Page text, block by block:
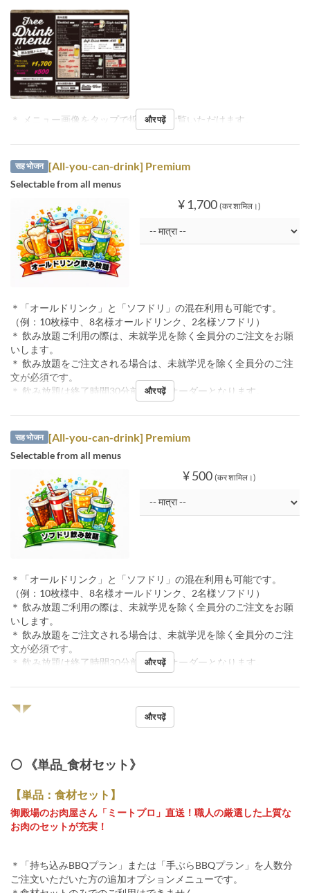
＊ メニュー画像をタップで拡大してご覧いただけます。
और पढ़ें
सह भोजन [All-you-can-drink] Premium
Selectable from all menus
¥ 1,700 (कर शामिल।)
＊「オールドリンク」と「ソフドリ」の混在利用も可能です。
（例：10枚様中、8名様オールドリンク、2名様ソフドリ）
＊ 飲み放題ご利用の際は、未就学児を除く全員分のご注文をお願
いします。
＊ 飲み放題をご注文される場合は、未就学児を除く全員分のご注
文が必須です。
＊ 飲み放題は終了時間30分前ラストオーダーとなります。
और पढ़ें
सह भोजन [All-you-can-drink] Premium
Selectable from all menus
¥ 500 (कर शामिल।)
＊「オールドリンク」と「ソフドリ」の混在利用も可能です。
（例：10枚様中、8名様オールドリンク、2名様ソフドリ）
＊ 飲み放題ご利用の際は、未就学児を除く全員分のご注文をお願
いします。
＊ 飲み放題をご注文される場合は、未就学児を除く全員分のご注
文が必須です。
＊ 飲み放題は終了時間30分前ラストオーダーとなります。
और पढ़ें
◥◤
और पढ़ें
⚪️ 《単品_食材セット》
【単品：食材セット】
御殿場のお肉屋さん「ミートプロ」直送！職人の厳選した上質な
お肉のセットが充実！
＊「持ち込みBBQプラン」または「手ぶらBBQプラン」を人数分
ご注文いただいた方の追加オプションメニューです。